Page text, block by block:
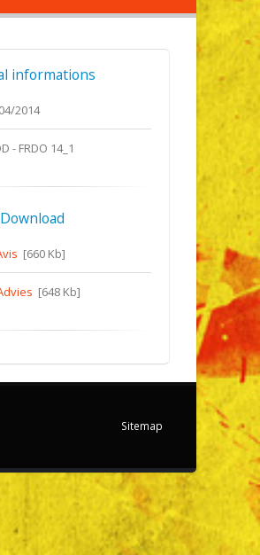
informations
2014
- FRDO 14_1
[660 Kb]
[648 Kb]
Sitemap